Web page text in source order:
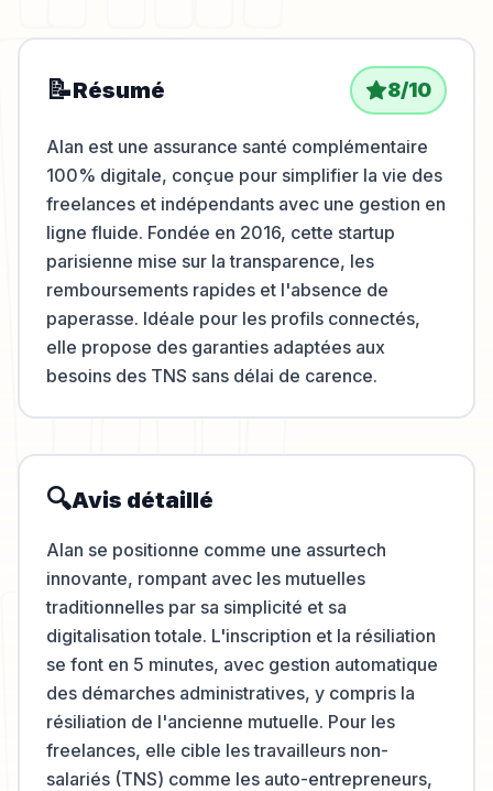
📝Résumé 8/10
Alan est une assurance santé complémentaire
100% digitale, conçue pour simplifier la vie des
freelances et indépendants avec une gestion en
ligne fluide. Fondée en 2016, cette startup
parisienne mise sur la transparence, les
remboursements rapides et l'absence de
paperasse. Idéale pour les profils connectés,
elle propose des garanties adaptées aux
besoins des TNS sans délai de carence.
🔍Avis détaillé
Alan se positionne comme une assurtech
innovante, rompant avec les mutuelles
traditionnelles par sa simplicité et sa
digitalisation totale. L'inscription et la résiliation
se font en 5 minutes, avec gestion automatique
des démarches administratives, y compris la
résiliation de l'ancienne mutuelle. Pour les
freelances, elle cible les travailleurs non-
salariés (TNS) comme les auto-entrepreneurs,